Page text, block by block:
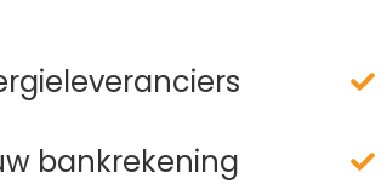
bankrekening